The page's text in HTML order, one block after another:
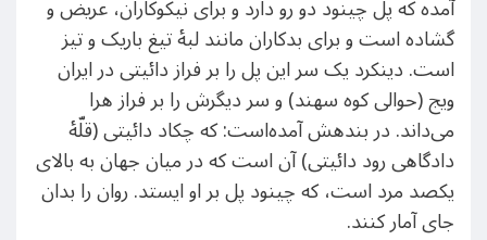
آمده که پل چینود دو رو دارد و برای نیکوکاران، عریض و
گشاده است و برای بدکاران مانند لبهٔ تیغ باریک و تیز
است. دینکرد یک سر این پل را بر فراز دائیتی در ایران
ویج (حوالی کوه سهند) و سر دیگرش را بر فراز هرا
می‌داند. در بندهش آمده‌است: که چکاد دائیتی (قلّۀ
دادگاهی رود دائیتی) آن است که در میان جهان به بالای
یکصد مرد است، که چینود پل بر او ایستد. روان را بدان
جای آمار کنند.